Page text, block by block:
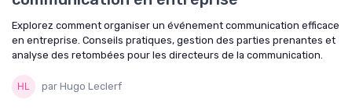
Explorez comment organiser un événement communication efficace
en entreprise. Conseils pratiques, gestion des parties prenantes et
analyse des retombées pour les directeurs de la communication.
par Hugo Leclerf